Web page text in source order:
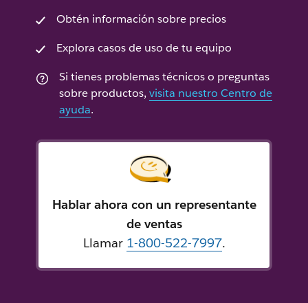
Obtén información sobre precios
Explora casos de uso de tu equipo
Si tienes problemas técnicos o preguntas
sobre productos, visita nuestro Centro de
ayuda.
Hablar ahora con un representante
de ventas
Llamar 1-800-522-7997.